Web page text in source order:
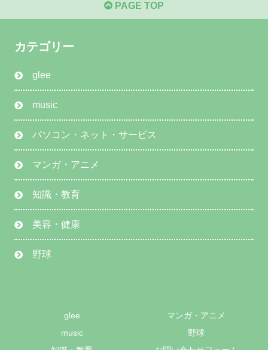
PAGE TOP
カテゴリー
glee
music
パソコン・ネット・サービス
マンガ・アニメ
知識・教育
美容・健康
野球
glee
マンガ・アニメ
music
野球